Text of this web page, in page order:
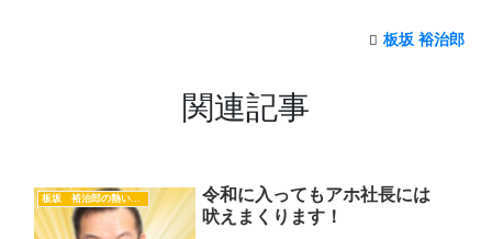
板坂 裕治郎
関連記事
板坂 裕治郎の熱い想い
令和に入ってもアホ社長には
吠えまくります！